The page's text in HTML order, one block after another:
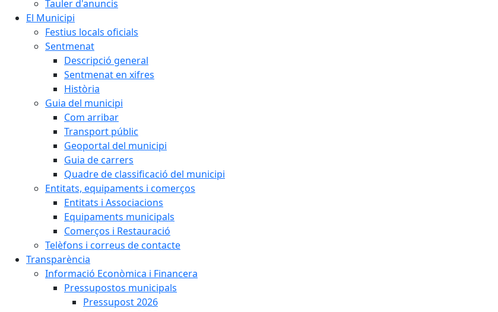
Tauler d'anuncis
El Municipi
Festius locals oficials
Sentmenat
Descripció general
Sentmenat en xifres
Història
Guia del municipi
Com arribar
Transport públic
Geoportal del municipi
Guia de carrers
Quadre de classificació del municipi
Entitats, equipaments i comerços
Entitats i Associacions
Equipaments municipals
Comerços i Restauració
Telèfons i correus de contacte
Transparència
Informació Econòmica i Financera
Pressupostos municipals
Pressupost 2026